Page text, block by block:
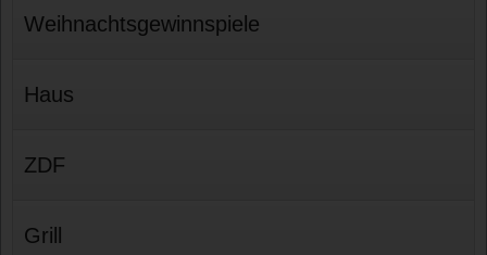
Weihnachtsgewinnspiele
Haus
ZDF
Grill